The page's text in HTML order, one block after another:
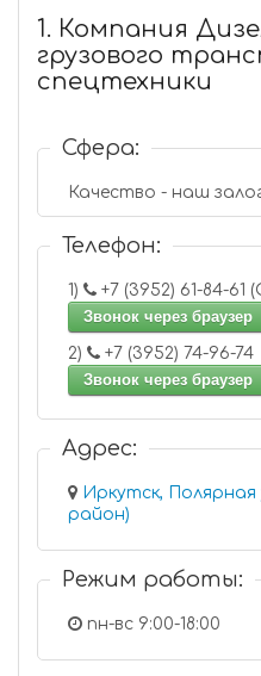
1. Компания
грузового
спецтехники
Сфера:
Качество - наш залог
Телефон:
1)
+7
Звонок через браузер
2)
+7 (3952) 74-96-74
Звонок через браузер
Адрес:
Иркутск, Полярная
район)
Режим работы:
пн-вс 9:00-18:00